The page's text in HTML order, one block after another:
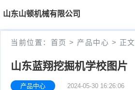
山东山顿机械有限公司
首
页
首
当前位置： 首页 > 产品中心 > 正文
山东蓝翔挖掘机学校图片
产品中心 2024-05-30 16:26:06